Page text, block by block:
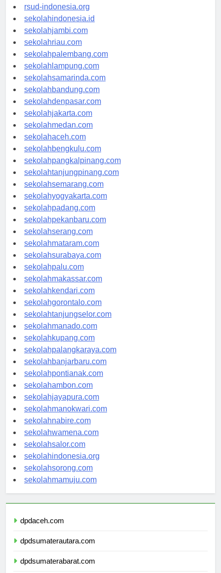
rsudkisaran-asahankab.org
rsud-indonesia.org
sekolahindonesia.id
sekolahjambi.com
sekolahriau.com
sekolahpalembang.com
sekolahlampung.com
sekolahsamarinda.com
sekolahbandung.com
sekolahdenpasar.com
sekolahjakarta.com
sekolahmedan.com
sekolahaceh.com
sekolahbengkulu.com
sekolahpangkalpinang.com
sekolahtanjungpinang.com
sekolahsemarang.com
sekolahyogyakarta.com
sekolahpadang.com
sekolahpekanbaru.com
sekolahserang.com
sekolahmataram.com
sekolahsurabaya.com
sekolahpalu.com
sekolahmakassar.com
sekolahkendari.com
sekolahgorontalo.com
sekolahtanjungselor.com
sekolahmanado.com
sekolahkupang.com
sekolahpalangkaraya.com
sekolahbanjarbaru.com
sekolahpontianak.com
sekolahambon.com
sekolahjayapura.com
sekolahmanokwari.com
sekolahnabire.com
sekolahwamena.com
sekolahsalor.com
sekolahindonesia.org
sekolahsorong.com